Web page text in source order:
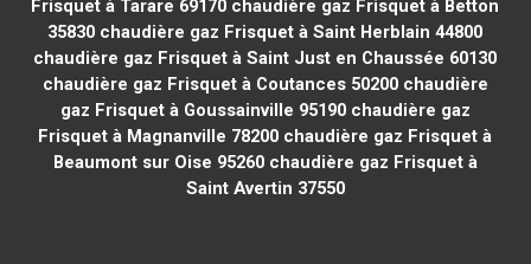
Frisquet à Tarare 69170 chaudière gaz Frisquet à Betton
35830 chaudière gaz Frisquet à Saint Herblain 44800
chaudière gaz Frisquet à Saint Just en Chaussée 60130
chaudière gaz Frisquet à Coutances 50200chaudière
gaz Frisquet à Goussainville 95190chaudière gaz
Frisquet à Magnanville 78200 chaudière gaz Frisquet à
Beaumont sur Oise 95260chaudière gaz Frisquet à
Saint Avertin 37550